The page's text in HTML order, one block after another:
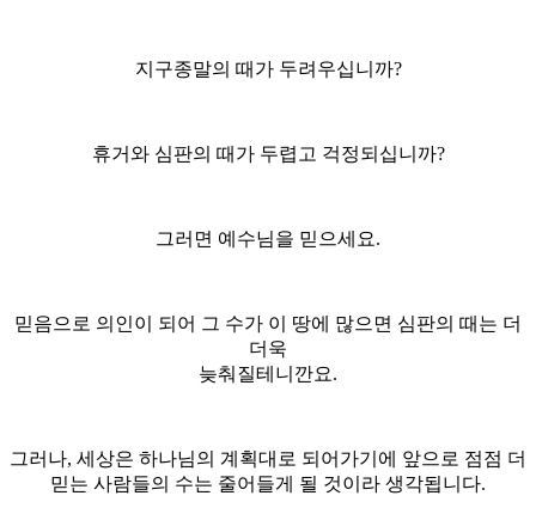
지구종말의 때가 두려우십니까?
휴거와 심판의 때가 두렵고 걱정되십니까?
그러면 예수님을 믿으세요.
믿음으로 의인이 되어 그 수가 이 땅에 많으면 심판의 때는 더
더욱
늦춰질테니깐요.
그러나, 세상은 하나님의 계획대로 되어가기에 앞으로 점점 더
믿는 사람들의 수는 줄어들게 될 것이라 생각됩니다.